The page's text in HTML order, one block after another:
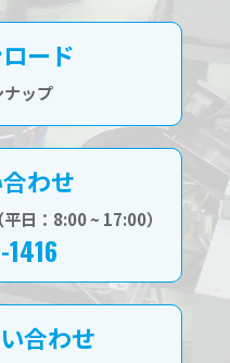
ード
ップ
わせ
日：8:00 ~ 17:00）
合わせ